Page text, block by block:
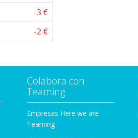
-3 €
-2 €
Colabora con
Teaming
Empresas Here we are
Teaming